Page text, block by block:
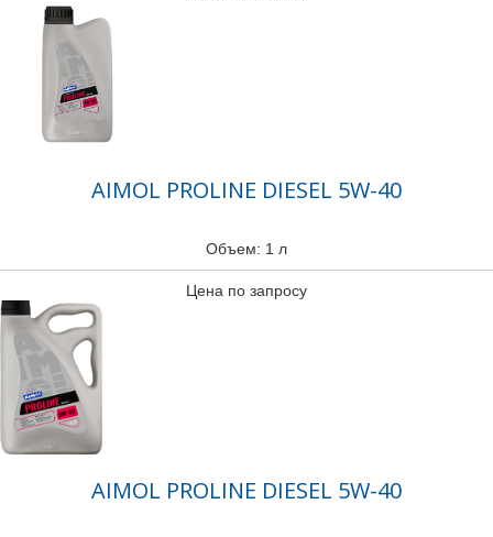
AIMOL PROLINE DIESEL 5W-40
Объем: 1 л
Цена по запросу
AIMOL PROLINE DIESEL 5W-40